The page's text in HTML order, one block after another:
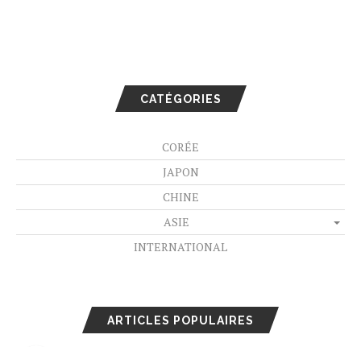
CATÉGORIES
CORÉE
JAPON
CHINE
ASIE
INTERNATIONAL
ARTICLES POPULAIRES